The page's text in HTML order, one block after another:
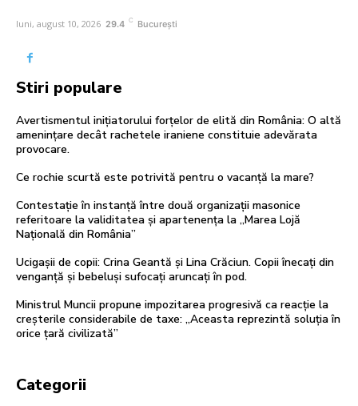
luni, august 10, 2026 29.4 C București
Stiri populare
Avertismentul inițiatorului forțelor de elită din România: O altă
amenințare decât rachetele iraniene constituie adevărata
provocare.
Ce rochie scurtă este potrivită pentru o vacanță la mare?
Contestație în instanță între două organizații masonice
referitoare la validitatea și apartenența la „Marea Lojă
Națională din România”
Ucigașii de copii: Crina Geantă și Lina Crăciun. Copii înecați din
venganță și bebeluși sufocați aruncați în pod.
Ministrul Muncii propune impozitarea progresivă ca reacție la
creșterile considerabile de taxe: „Aceasta reprezintă soluția în
orice țară civilizată”
Categorii